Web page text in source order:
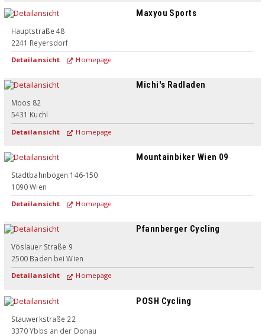
Maxyou Sports
Hauptstraße 48
2241 Reyersdorf
Detailansicht Homepage
Michi's Radladen
Moos 82
5431 Kuchl
Detailansicht Homepage
Mountainbiker Wien 09
Stadtbahnbögen 146-150
1090 Wien
Detailansicht Homepage
Pfannberger Cycling
Vöslauer Straße 9
2500 Baden bei Wien
Detailansicht Homepage
POSH Cycling
Stauwerkstraße 22
3370 Ybbs an der Donau